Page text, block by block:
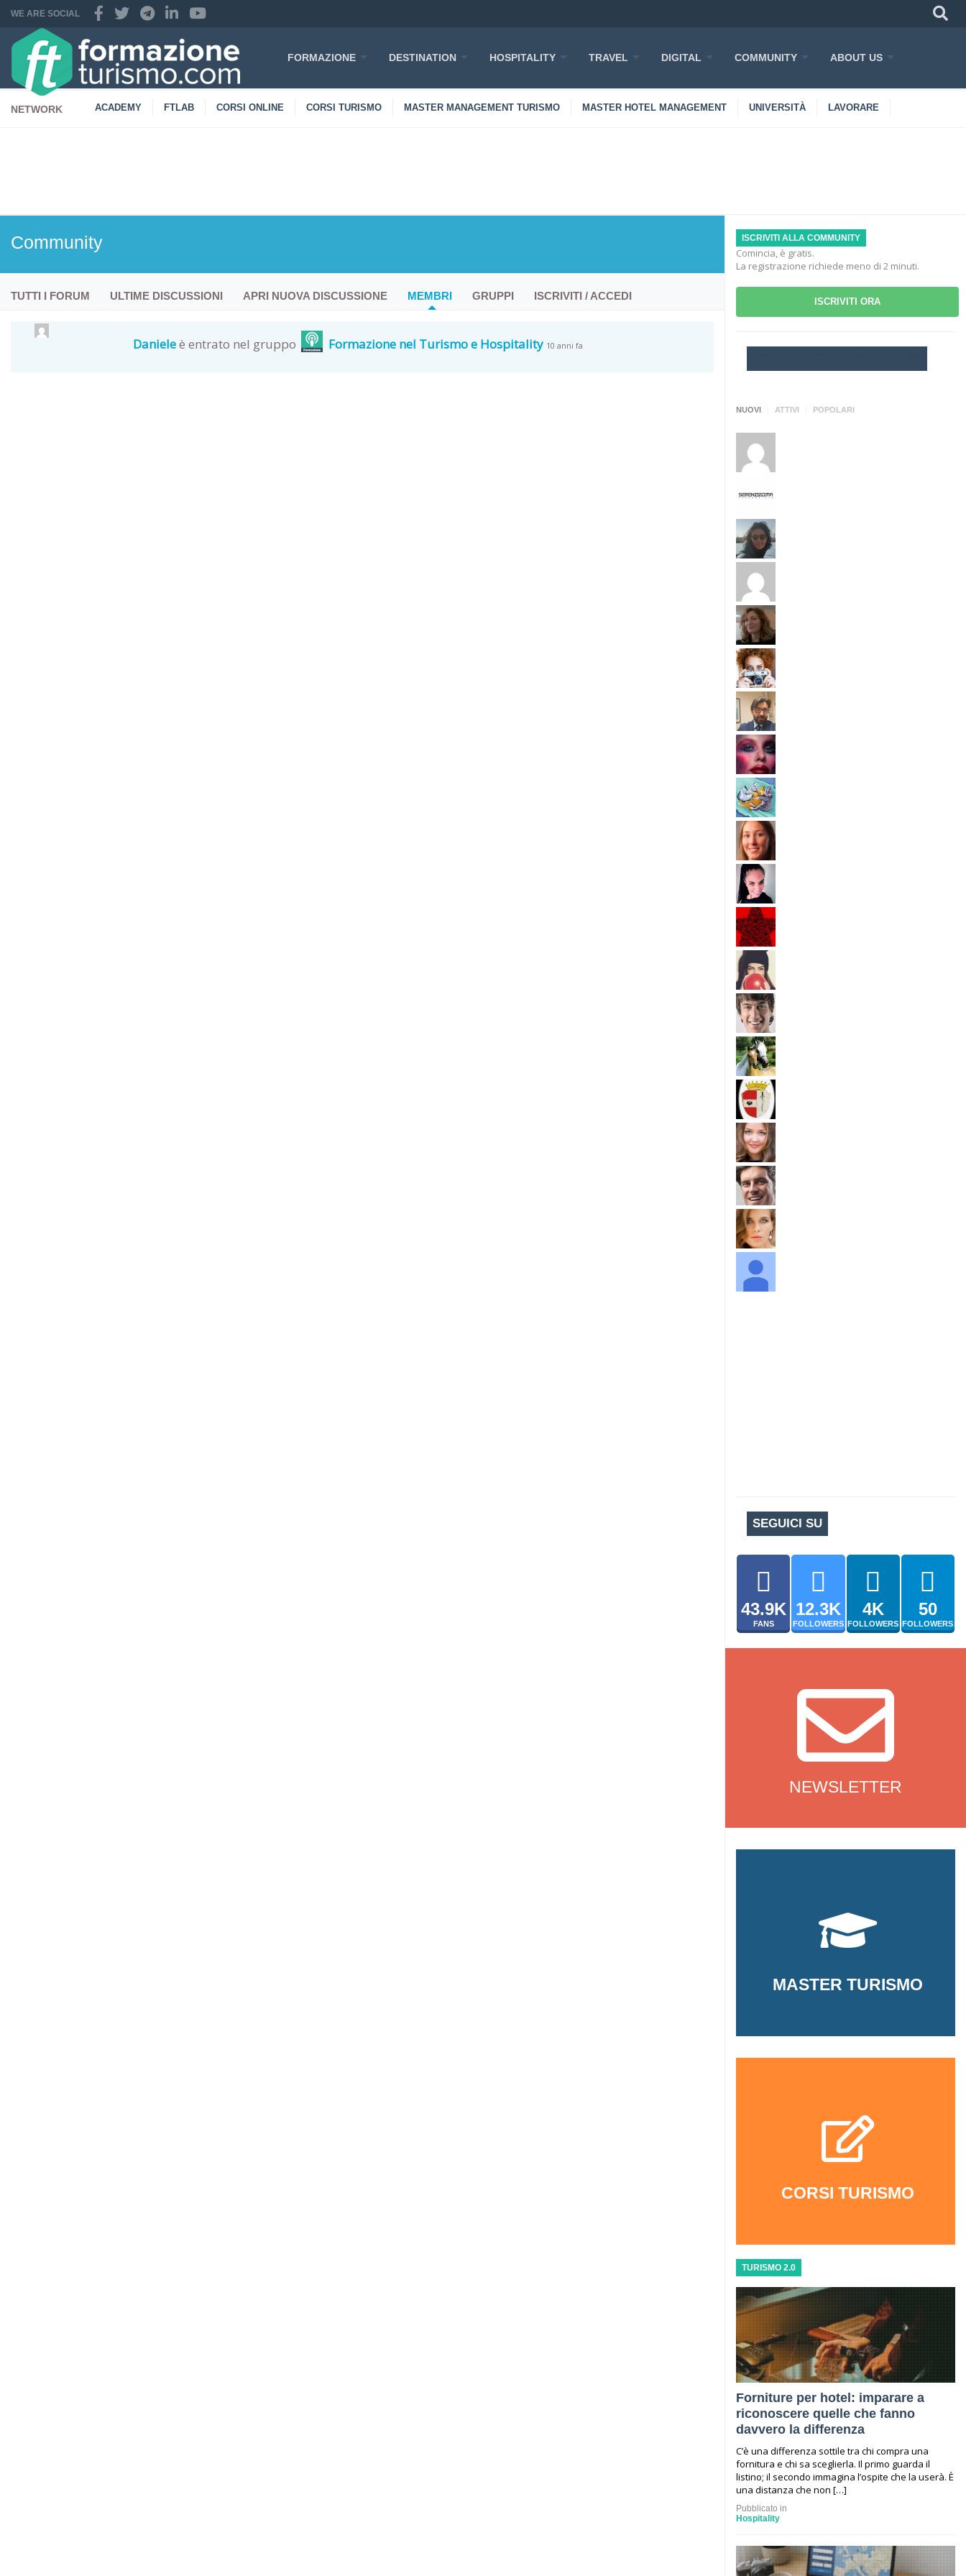
WE ARE SOCIAL
FORMAZIONE DESTINATION HOSPITALITY TRAVEL DIGITAL COMMUNITY ABOUT US
NETWORK ACADEMY FTLAB CORSI ONLINE CORSI TURISMO MASTER MANAGEMENT TURISMO MASTER HOTEL MANAGEMENT UNIVERSITÀ LAVORARE
Community
TUTTI I FORUM ULTIME DISCUSSIONI APRI NUOVA DISCUSSIONE MEMBRI GRUPPI ISCRIVITI / ACCEDI
Danieleè entrato nel gruppo Formazione nel Turismo e Hospitality 10 anni fa
ISCRIVITI ALLA COMMUNITY
Comincia, è gratis.
La registrazione richiede meno di 2 minuti.
NUOVI ATTIVI POPOLARI
SEGUICI SU
43.9K
FANS
12.3K
FOLLOWERS
4K
FOLLOWERS
50
FOLLOWERS
NEWSLETTER
MASTER TURISMO
CORSI TURISMO
TURISMO 2.0
Forniture per hotel: imparare a
riconoscere quelle che fanno
davvero la differenza
C’è una differenza sottile tra chi compra una
fornitura e chi sa sceglierla. Il primo guarda il
listino; il secondo immagina l’ospite che la userà. È
una distanza che non […]
Pubblicato in
Hospitality